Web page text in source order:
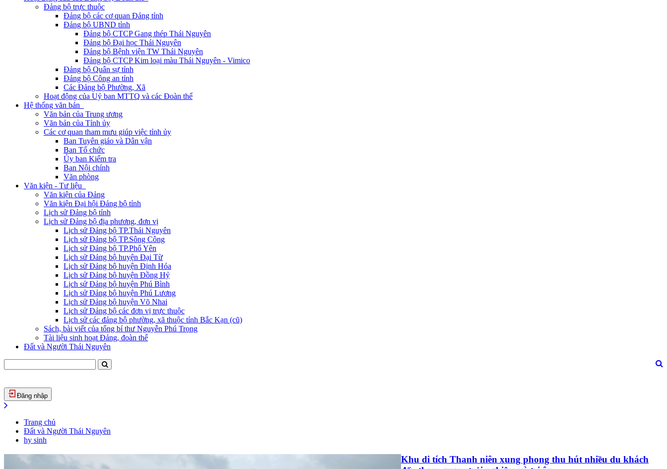
Đảng bộ trực thuộc
Đảng bộ các cơ quan Đảng tỉnh
Đảng bộ UBND tỉnh
Đảng bộ CTCP Gang thép Thái Nguyên
Đảng bộ Đại học Thái Nguyên
Đảng bộ Bệnh viện TW Thái Nguyên
Đảng bộ CTCP Kim loại màu Thái Nguyên - Vimico
Đảng bộ Quân sự tỉnh
Đảng bộ Công an tỉnh
Các Đảng bộ Phường, Xã
Hoạt động của Uỷ ban MTTQ và các Đoàn thể
Hệ thống văn bản
Văn bản của Trung ương
Văn bản của Tỉnh ủy
Các cơ quan tham mưu giúp việc tỉnh ủy
Ban Tuyên giáo và Dân vận
Ban Tổ chức
Ủy ban Kiểm tra
Ban Nội chính
Văn phòng
Văn kiện - Tư liệu
Văn kiện của Đảng
Văn kiện Đại hội Đảng bộ tỉnh
Lịch sử Đảng bộ tỉnh
Lịch sử Đảng bộ địa phương, đơn vị
Lịch sử Đảng bộ TP.Thái Nguyên
Lịch sử Đảng bộ TP.Sông Công
Lịch sử Đảng bộ TP.Phổ Yên
Lịch sử Đảng bộ huyện Đại Từ
Lịch sử Đảng bộ huyện Định Hóa
Lịch sử Đảng bộ huyện Đồng Hỷ
Lịch sử Đảng bộ huyện Phú Bình
Lịch sử Đảng bộ huyện Phú Lương
Lịch sử Đảng bộ huyện Võ Nhai
Lịch sử Đảng bộ các đơn vị trực thuộc
Lịch sử các đảng bộ phường, xã thuộc tỉnh Bắc Kạn (cũ)
Sách, bài viết của tổng bí thư Nguyễn Phú Trọng
Tài liệu sinh hoạt Đảng, đoàn thể
Đất và Người Thái Nguyên
Đăng nhập
Trang chủ
Đất và Người Thái Nguyên
hy sinh
Khu di tích Thanh niên xung phong thu hút nhiều du khách